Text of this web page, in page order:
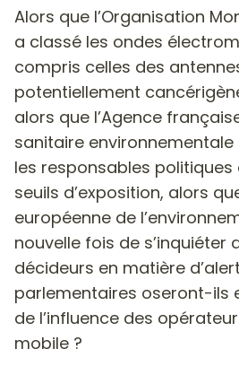
Alors que l’Organisation
a classé les ondes
compris celles des
potentiellement
alors que l’Agence
sanitaire
les responsables politiques
seuils d’exposition, alors
européenne de
nouvelle fois de s’inquiéter
décideurs en matière
parlementaires oseront-ils
de l’influence des
mobile ?